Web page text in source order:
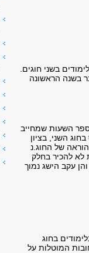
בשני חוגים.
בשנה הראשונה
השעות שמחייב
של 18 ש"ס לפחות בחוג הרלוונטי ושל 16 ש"ס בחוג השני, בציון
של החוג.נ
לא להכיר בחלק
עקב הישג נמוך
בחוג
המוטלות על